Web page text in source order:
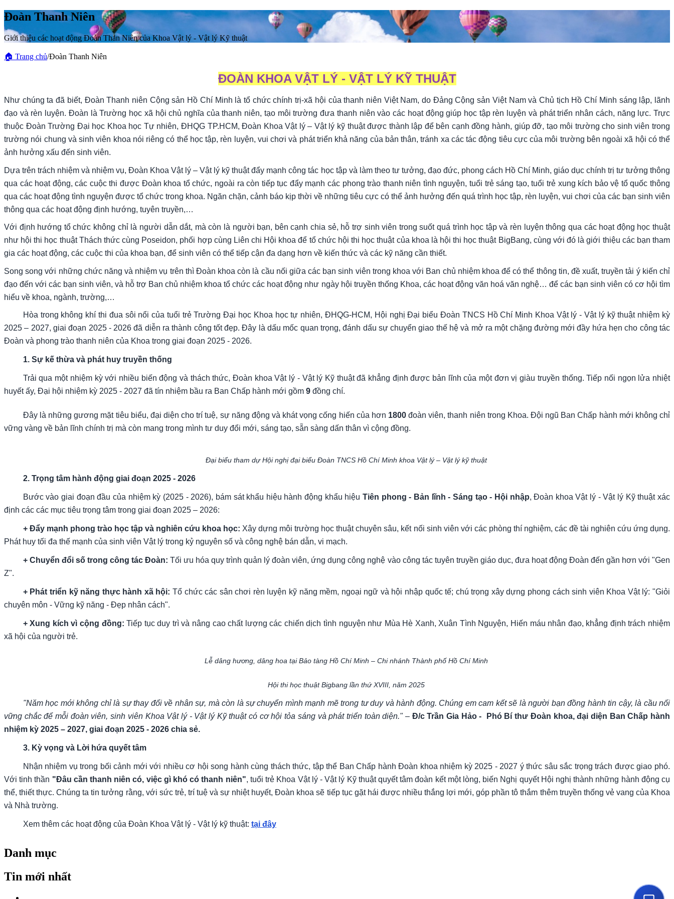
Đoàn Thanh Niên
Giới thiệu các hoạt động Đoàn Than Niên của Khoa Vật lý - Vật lý Kỹ thuật
🏠 Trang chủ/Đoàn Thanh Niên
ĐOÀN KHOA VẬT LÝ - VẬT LÝ KỸ THUẬT
Như chúng ta đã biết, Đoàn Thanh niên Cộng sản Hồ Chí Minh là tổ chức chính trị-xã hội của thanh niên Việt Nam, do Đảng Cộng sản Việt Nam và Chủ tịch Hồ Chí Minh sáng lập, lãnh
đạo và rèn luyện. Đoàn là Trường học xã hội chủ nghĩa của thanh niên, tạo môi trường đưa thanh niên vào các hoạt động giúp học tập rèn luyện và phát triển nhân cách, năng lực. Trực
thuộc Đoàn Trường Đại học Khoa học Tự nhiên, ĐHQG TP.HCM, Đoàn Khoa Vật lý – Vật lý kỹ thuật được thành lập để bên cạnh đồng hành, giúp đỡ, tạo môi trường cho sinh viên trong
trường nói chung và sinh viên khoa nói riêng có thể học tập, rèn luyện, vui chơi và phát triển khả năng của bản thân, tránh xa các tác động tiêu cực của môi trường bên ngoài xã hội có thể
ảnh hưởng xấu đến sinh viên.
Dựa trên trách nhiệm và nhiệm vụ, Đoàn Khoa Vật lý – Vật lý kỹ thuật đẩy mạnh công tác học tập và làm theo tư tưởng, đạo đức, phong cách Hồ Chí Minh, giáo dục chính trị tư tưởng thông
qua các hoạt động, các cuộc thi được Đoàn khoa tổ chức, ngoài ra còn tiếp tục đẩy mạnh các phong trào thanh niên tình nguyện, tuổi trẻ sáng tạo, tuổi trẻ xung kích bảo vệ tổ quốc thông
qua các hoạt động tình nguyện được tổ chức trong khoa. Ngăn chặn, cảnh báo kịp thời về những tiêu cực có thể ảnh hưởng đến quá trình học tập, rèn luyện, vui chơi của các bạn sinh viên
thông qua các hoạt động định hướng, tuyên truyền,…
Với định hướng tổ chức không chỉ là người dẫn dắt, mà còn là người bạn, bên cạnh chia sẻ, hỗ trợ sinh viên trong suốt quá trình học tập và rèn luyện thông qua các hoạt động học thuật
như hội thi học thuật Thách thức cùng Poseidon, phối hợp cùng Liên chi Hội khoa để tổ chức hội thi học thuật của khoa là hội thi học thuật BigBang, cùng với đó là giới thiệu các bạn tham
gia các hoạt động, các cuộc thi của khoa bạn, để sinh viên có thể tiếp cận đa dạng hơn về kiến thức và các kỹ năng cần thiết.
Song song với những chức năng và nhiệm vụ trên thì Đoàn khoa còn là cầu nối giữa các bạn sinh viên trong khoa với Ban chủ nhiệm khoa để có thể thông tin, đề xuất, truyền tải ý kiến chỉ
đạo đến với các bạn sinh viên, và hỗ trợ Ban chủ nhiệm khoa tổ chức các hoạt động như ngày hội truyền thống Khoa, các hoạt động văn hoá văn nghệ… để các bạn sinh viên có cơ hội tìm
hiểu về khoa, ngành, trường,…
Hòa trong không khí thi đua sôi nổi của tuổi trẻ Trường Đại học Khoa học tự nhiên, ĐHQG-HCM, Hội nghị Đại biểu Đoàn TNCS Hồ Chí Minh Khoa Vật lý - Vật lý kỹ thuật nhiệm kỳ
2025 – 2027, giai đoạn 2025 - 2026 đã diễn ra thành công tốt đẹp. Đây là dấu mốc quan trọng, đánh dấu sự chuyển giao thế hệ và mở ra một chặng đường mới đầy hứa hẹn cho công tác
Đoàn và phong trào thanh niên của Khoa trong giai đoạn 2025 - 2026.
1. Sự kế thừa và phát huy truyền thống
Trải qua một nhiệm kỳ với nhiều biến động và thách thức, Đoàn khoa Vật lý - Vật lý Kỹ thuật đã khẳng định được bản lĩnh của một đơn vị giàu truyền thống. Tiếp nối ngọn lửa nhiệt
huyết ấy, Đại hội nhiệm kỳ 2025 - 2027 đã tín nhiệm bầu ra Ban Chấp hành mới gồm 9 đồng chí.
Đây là những gương mặt tiêu biểu, đại diện cho trí tuệ, sự năng động và khát vọng cống hiến của hơn 1800đoàn viên, thanh niên trong Khoa. Đội ngũ Ban Chấp hành mới không chỉ
vững vàng về bản lĩnh chính trị mà còn mang trong mình tư duy đổi mới, sáng tạo, sẵn sàng dấn thân vì cộng đồng.
Đại biểu tham dự Hội nghị đại biểu Đoàn TNCS Hồ Chí Minh khoa Vật lý – Vật lý kỹ thuật
2. Trọng tâm hành động giai đoạn 2025 - 2026
Bước vào giai đoạn đầu của nhiệm kỳ (2025 - 2026), bám sát khẩu hiệu hành động khẩu hiệu Tiên phong - Bản lĩnh - Sáng tạo - Hội nhập, Đoàn khoa Vật lý - Vật lý Kỹ thuật xác
định các các mục tiêu trọng tâm trong giai đoạn 2025 – 2026:
+ Đẩy mạnh phong trào học tập và nghiên cứu khoa học: Xây dựng môi trường học thuật chuyên sâu, kết nối sinh viên với các phòng thí nghiệm, các đề tài nghiên cứu ứng dụng.
Phát huy tối đa thế mạnh của sinh viên Vật lý trong kỷ nguyên số và công nghệ bán dẫn, vi mạch.
+ Chuyển đổi số trong công tác Đoàn: Tối ưu hóa quy trình quản lý đoàn viên, ứng dụng công nghệ vào công tác tuyên truyền giáo dục, đưa hoạt động Đoàn đến gần hơn với "Gen
Z".
+ Phát triển kỹ năng thực hành xã hội: Tổ chức các sân chơi rèn luyện kỹ năng mềm, ngoại ngữ và hội nhập quốc tế; chú trọng xây dựng phong cách sinh viên Khoa Vật lý: "Giỏi
chuyên môn - Vững kỹ năng - Đẹp nhân cách".
+ Xung kích vì cộng đồng: Tiếp tục duy trì và nâng cao chất lượng các chiến dịch tình nguyện như Mùa Hè Xanh, Xuân Tình Nguyện, Hiến máu nhân đạo, khẳng định trách nhiệm
xã hội của người trẻ.
Lễ dâng hương, dâng hoa tại Bảo tàng Hồ Chí Minh – Chi nhánh Thành phố Hồ Chí Minh
Hội thi học thuật Bigbang lần thứ XVIII, năm 2025
"Năm học mới không chỉ là sự thay đổi về nhân sự, mà còn là sự chuyển mình mạnh mẽ trong tư duy và hành động. Chúng em cam kết sẽ là người bạn đồng hành tin cậy, là cầu nối
vững chắc để mỗi đoàn viên, sinh viên Khoa Vật lý - Vật lý Kỹ thuật có cơ hội tỏa sáng và phát triển toàn diện."– Đ/c Trần Gia Hảo - Phó Bí thư Đoàn khoa, đại diện Ban Chấp hành
nhiệm kỳ 2025 – 2027, giai đoạn 2025 - 2026 chia sẻ.
3. Kỳ vọng và Lời hứa quyết tâm
Nhận nhiệm vụ trong bối cảnh mới với nhiều cơ hội song hành cùng thách thức, tập thể Ban Chấp hành Đoàn khoa nhiệm kỳ 2025 - 2027 ý thức sâu sắc trọng trách được giao phó.
Với tinh thần "Đâu cần thanh niên có, việc gì khó có thanh niên", tuổi trẻ Khoa Vật lý - Vật lý Kỹ thuật quyết tâm đoàn kết một lòng, biến Nghị quyết Hội nghị thành những hành động cụ
thể, thiết thực. Chúng ta tin tưởng rằng, với sức trẻ, trí tuệ và sự nhiệt huyết, Đoàn khoa sẽ tiếp tục gặt hái được nhiều thắng lợi mới, góp phần tô thắm thêm truyền thống vẻ vang của Khoa
và Nhà trường.
Xem thêm các hoạt động của Đoàn Khoa Vật lý - Vật lý kỹ thuật: tại đây
Danh mục
Tin mới nhất